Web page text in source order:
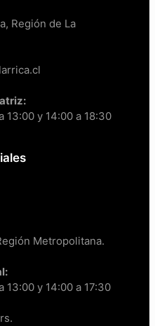
Región de La
13:00 y 14:00 a 18:30
Metropolitana.
13:00 y 14:00 a 17:30